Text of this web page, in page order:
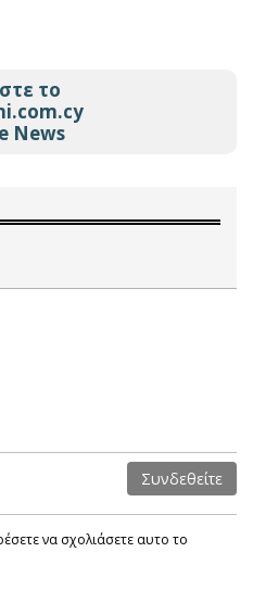
το
News
Συνδεθείτε
να σχολιάσετε αυτο το